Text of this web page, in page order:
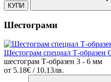
КУПИ
Шестограми
Шестограм специал Т-образен
шестограм Т-образен 3 - 6 мм
от 5.18€ / 10.13лв.